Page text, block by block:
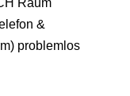
Raum
&
problemlos